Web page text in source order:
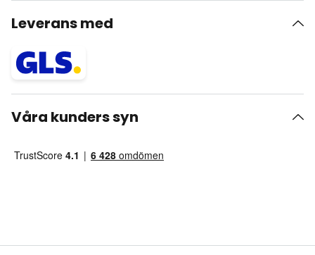
Leverans med
Våra kunders syn